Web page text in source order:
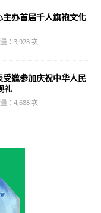
主办首届千人旗袍文化
：3,928 次
受邀参加庆祝中华人民
礼
：4,688 次